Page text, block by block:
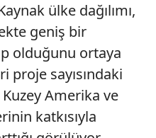
kişilere ait çerezler
çeşitli kişisel
olan çerezler bilgi
amacıyla
sitemizin daha işlevsel
ve sizlere yönelik
yapılması, amaçlarıyla
kullanılacaktır.
ülke dağılımı,
geniş bir
olduğunu ortaya
proje sayısındaki
Amerika ve
katkısıyla